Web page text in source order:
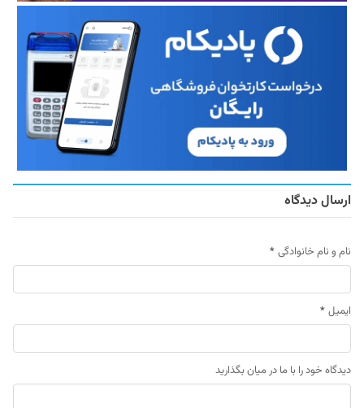
ارسال دیدگاه
نام و نام خانوادگی *
ایمیل *
دیدگاه خود را با ما در میان بگذارید